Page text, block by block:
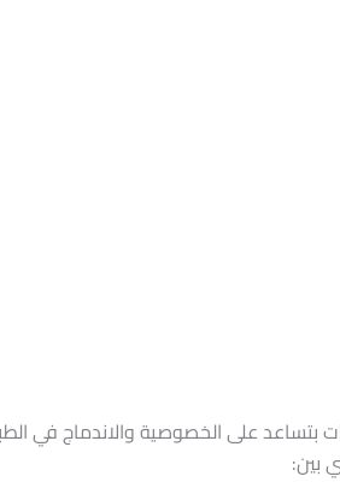
على الخصوصية والاندماج في
بين: